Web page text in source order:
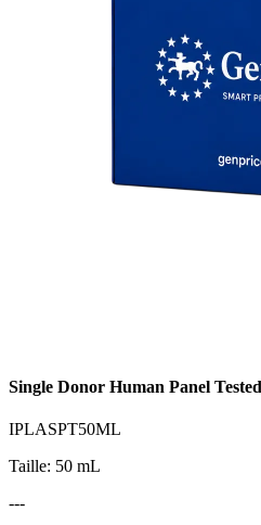
Single Donor Human Panel
IPLASPT50ML
Taille: 50 mL
---